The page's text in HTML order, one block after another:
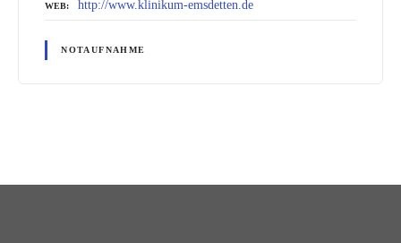
WEB http://www.klinikum-emsdetten.de
NOTAUFNAHME